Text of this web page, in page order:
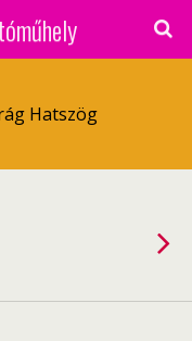
Hatszög